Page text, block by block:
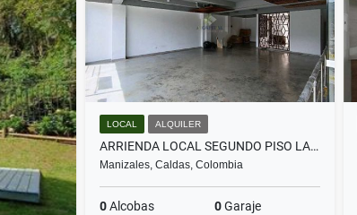
LOCAL ALQUILER
ARRIENDA LOCAL SEGUNDO PISO LA ENEA MANIZALES
Manizales, Caldas, Colombia
0Alcobas 0Garaje